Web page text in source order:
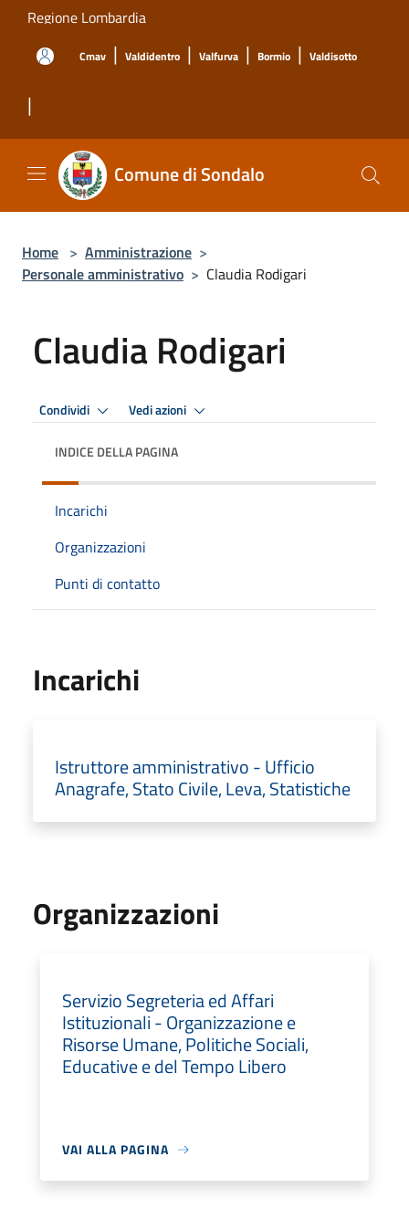
Salta al contenuto principale
Regione Lombardia
Cmav | Valdidentro | Valfurva | Bormio | Valdisotto
|
Comune di Sondalo
Home > Amministrazione >
Personale amministrativo > Claudia Rodigari
Claudia Rodigari
Condividi Vedi azioni
INDICE DELLA PAGINA
Incarichi
Organizzazioni
Punti di contatto
Incarichi
Istruttore amministrativo - Ufficio
Anagrafe, Stato Civile, Leva, Statistiche
Organizzazioni
Servizio Segreteria ed Affari
Istituzionali - Organizzazione e
Risorse Umane, Politiche Sociali,
Educative e del Tempo Libero
VAI ALLA PAGINA